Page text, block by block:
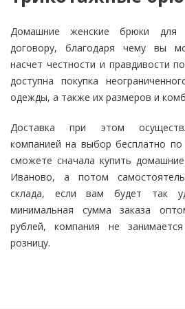
Домашние женские брюки для
договору, благодаря чему вы
насчет честности и правдивости
доступна покупка
одежды, а также их размеров и
Доставка при этом
компанией на выбор бесплатно
сможете сначала купить
Иваново, а потом
склада, если вам будет так
минимальная сумма заказа
рублей, компания не
розницу.